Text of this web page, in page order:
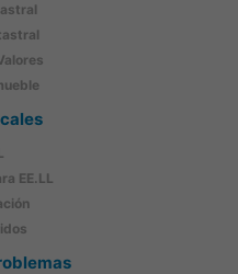
EE.LL